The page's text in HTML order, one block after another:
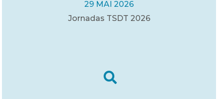
29 MAI 2026
Jornadas TSDT 2026